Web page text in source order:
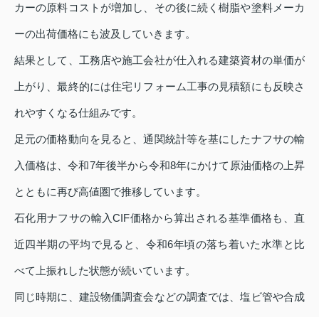
カーの原料コストが増加し、その後に続く樹脂や塗料メーカ
ーの出荷価格にも波及していきます。
結果として、工務店や施工会社が仕入れる建築資材の単価が
上がり、最終的には住宅リフォーム工事の見積額にも反映さ
れやすくなる仕組みです。
足元の価格動向を見ると、通関統計等を基にしたナフサの輸
入価格は、令和7年後半から令和8年にかけて原油価格の上昇
とともに再び高値圏で推移しています。
石化用ナフサの輸入CIF価格から算出される基準価格も、直
近四半期の平均で見ると、令和6年頃の落ち着いた水準と比
べて上振れした状態が続いています。
同じ時期に、建設物価調査会などの調査では、塩ビ管や合成